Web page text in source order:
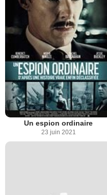
Un espion ordinaire
23 juin 2021